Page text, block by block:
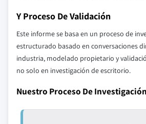
Y Proceso De Validación
Este informe se basa en un proceso de
estructurado basado en conversaciones
industria, modelado propietario y
no solo en investigación de escritorio.
Nuestro Proceso De